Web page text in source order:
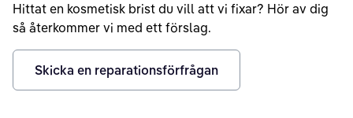
Hittat en kosmetisk brist du vill att vi fixar? Hör av dig
så återkommer vi med ett förslag.
Skicka en reparationsförfrågan